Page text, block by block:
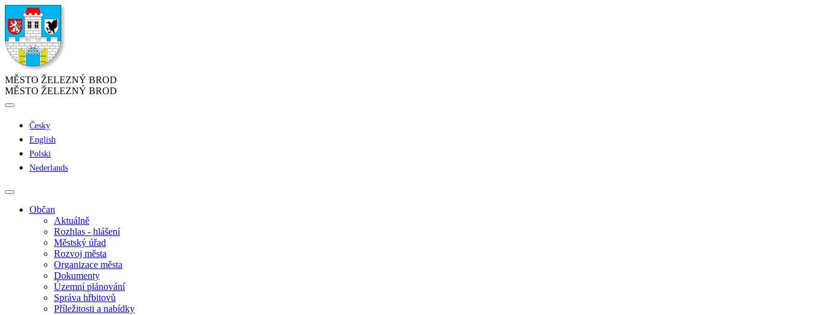
MĚSTO ŽELEZNÝ BROD
MĚSTO ŽELEZNÝ BROD
Česky
English
Polski
Nederlands
Občan
Aktuálně
Rozhlas - hlášení
Městský úřad
Rozvoj města
Organizace města
Dokumenty
Územní plánování
Správa hřbitovů
Příležitosti a nabídky